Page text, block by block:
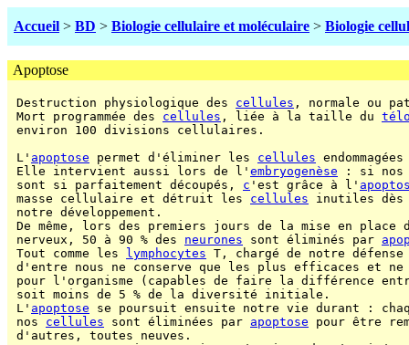
Accueil > BD > Biologie cellulaire et moléculaire > Biologie
Apoptose
Destruction physiologique des cellules , normale ou
Mort programmée des cellules , liée à la taille du
environ 100 divisions cellulaires.
L' apoptose permet d'éliminer les cellules
Elle intervient aussi lors de l' embryogenèse : si nos
sont si parfaitement découpés, c 'est grâce à l'
masse cellulaire et détruit les cellules inutiles dès
notre développement.
De même, lors des premiers jours de la mise en place
nerveux, 50 à 90 % des neurones sont éliminés par
Tout comme les
lymphocytes T, chargé de notre
d'entre nous ne conserve que les plus efficaces et ne
pour l'organisme (capables de faire la différence
soit moins de 5 % de la diversité initiale.
L' apoptose se poursuit ensuite notre vie durant :
nos cellules sont éliminées par apoptose pour être
d'autres, toutes neuves.